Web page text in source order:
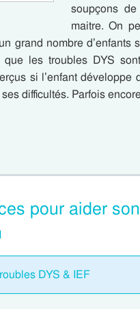
soupçons
maitre. On
grand nombre d’enfants
que les troubles DYS
si l’enfant développe
difficultés. Parfois
pour aider
DYS & IEF